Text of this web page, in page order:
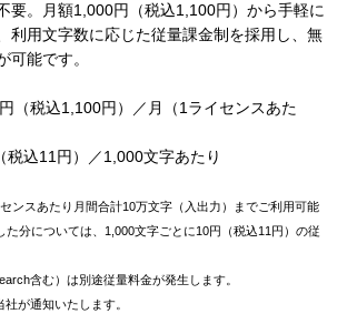
要。月額1,000円（税込1,100円）から手軽に
利用文字数に応じた従量課金制を採用し、無
可能です。
（税込1,100円）／月（1ライセンスあた
込11円）／1,000文字あたり
ンスあたり月間合計10万文字（入出力）までご利用可能
た分については、1,000文字ごとに10円（税込11円）の従
含む）は別途従量料金が発生します。
が通知いたします。